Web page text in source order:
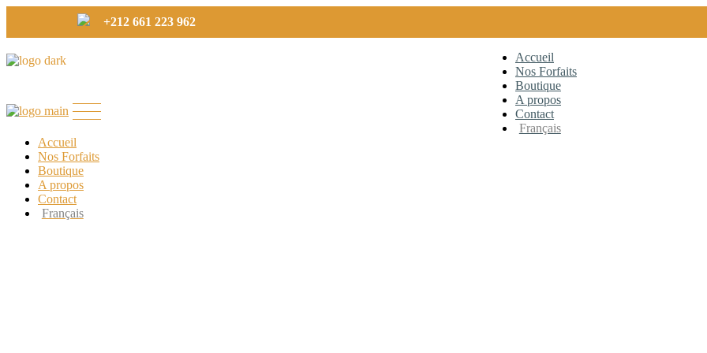
+212 661 223 962
Accueil
Nos Forfaits
Boutique
A propos
Contact
Français
Accueil
Nos Forfaits
Boutique
A propos
Contact
Français